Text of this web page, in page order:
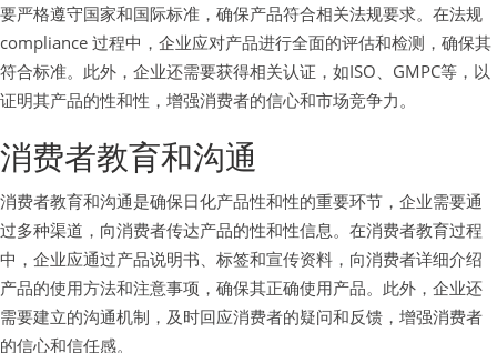
要严格遵守国家和国际标准，确保产品符合相关法规要求。在法规
compliance 过程中，企业应对产品进行全面的评估和检测，确保其
符合标准。此外，企业还需要获得相关认证，如ISO、GMPC等，以
证明其产品的性和性，增强消费者的信心和市场竞争力。
消费者教育和沟通
消费者教育和沟通是确保日化产品性和性的重要环节，企业需要通
过多种渠道，向消费者传达产品的性和性信息。在消费者教育过程
中，企业应通过产品说明书、标签和宣传资料，向消费者详细介绍
产品的使用方法和注意事项，确保其正确使用产品。此外，企业还
需要建立的沟通机制，及时回应消费者的疑问和反馈，增强消费者
的信心和信任感。